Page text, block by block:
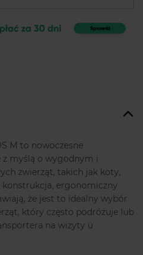
M to nowoczesne
z myślą o wygodnym i
zwierząt, takich jak koty,
konstrukcja, ergonomiczny
że jest to idealny wybór
który często podróżuje lub
na wizyty u